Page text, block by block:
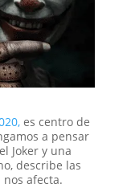
es centro de
a pensar
Joker y una
describe las
afecta.